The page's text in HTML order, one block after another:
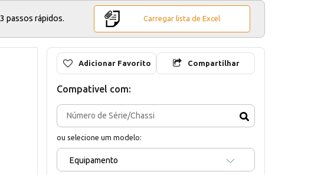
passos rápidos. Carregar lista de Excel
Adicionar Favorito Compartilhar
Compativel com:
ou selecione um modelo:
Equipamento